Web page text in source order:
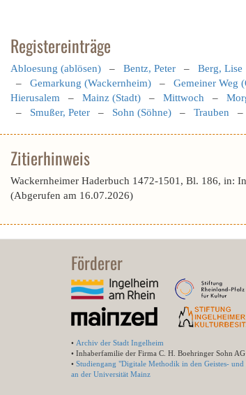
Registereinträge
Abloesung (ablösen) – Bentz, Peter – Berg, Lise
– Gemarkung (Wackernheim) – Gemeiner Weg
Hierusalem – Mainz (Stadt) – Mittwoch –
– Smußer, Peter – Sohn (Söhne) – Trauben –
Zitierhinweis
Wackernheimer Haderbuch 1472-1501, Bl. 186, in:
(Abgerufen am 16.07.2026)
Förderer
• Archiv der Stadt Ingelheim
• Inhaberfamilie der Firma C. H. Boehringer Sohn
• Studiengang "Digitale Methodik in den Geistes-
an der Universität Mainz